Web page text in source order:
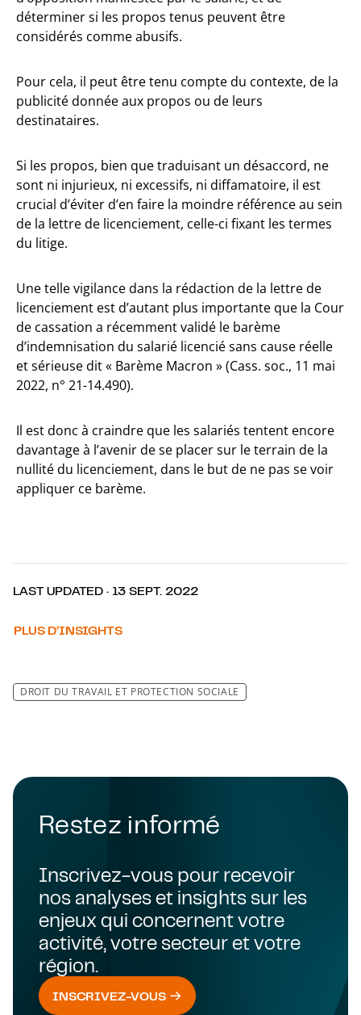
déterminer si les propos tenus peuvent être
considérés comme abusifs.
Pour cela, il peut être tenu compte du contexte, de la
publicité donnée aux propos ou de leurs
destinataires.
Si les propos, bien que traduisant un désaccord, ne
sont ni injurieux, ni excessifs, ni diffamatoire, il est
crucial d’éviter d’en faire la moindre référence au sein
de la lettre de licenciement, celle-ci fixant les termes
du litige.
Une telle vigilance dans la rédaction de la lettre de
licenciement est d’autant plus importante que la Cour
de cassation a récemment validé le barème
d’indemnisation du salarié licencié sans cause réelle
et sérieuse dit « Barème Macron » (Cass. soc., 11 mai
2022, n° 21-14.490).
Il est donc à craindre que les salariés tentent encore
davantage à l’avenir de se placer sur le terrain de la
nullité du licenciement, dans le but de ne pas se voir
appliquer ce barème.
LAST UPDATED · 13 SEPT. 2022
PLUS D’INSIGHTS
DROIT DU TRAVAIL ET PROTECTION SOCIALE
Restez informé
Inscrivez-vous pour recevoir
nos analyses et insights sur les
enjeux qui concernent votre
activité, votre secteur et votre
région.
INSCRIVEZ-VOUS